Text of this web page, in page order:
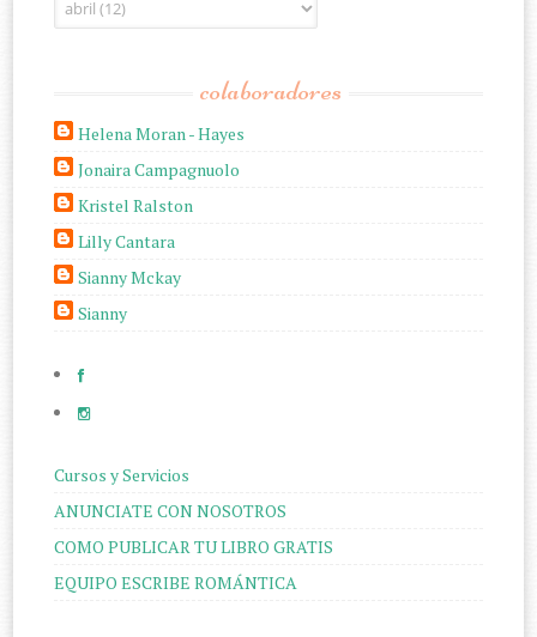
colaboradores
Helena Moran - Hayes
Jonaira Campagnuolo
Kristel Ralston
Lilly Cantara
Sianny Mckay
Sianny
Cursos y Servicios
ANUNCIATE CON NOSOTROS
COMO PUBLICAR TU LIBRO GRATIS
EQUIPO ESCRIBE ROMÁNTICA